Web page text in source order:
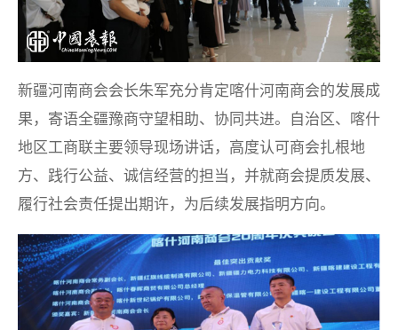
新疆河南商会会长朱军充分肯定喀什河南商会的发展成
果，寄语全疆豫商守望相助、协同共进。自治区、喀什
地区工商联主要领导现场讲话，高度认可商会扎根地
方、践行公益、诚信经营的担当，并就商会提质发展、
履行社会责任提出期许，为后续发展指明方向。